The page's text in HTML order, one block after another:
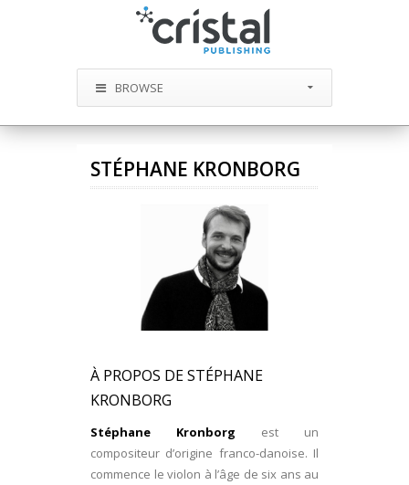
BROWSE
STÉPHANE KRONBORG
À PROPOS DE STÉPHANE
KRONBORG
Stéphane Kronborg est un
compositeur d’origine franco-danoise. Il
commence le violon à l’âge de six ans au